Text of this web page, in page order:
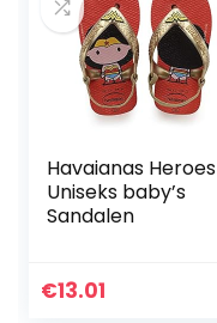
Havaianas Heroes
Uniseks baby’s
Sandalen
€13.01